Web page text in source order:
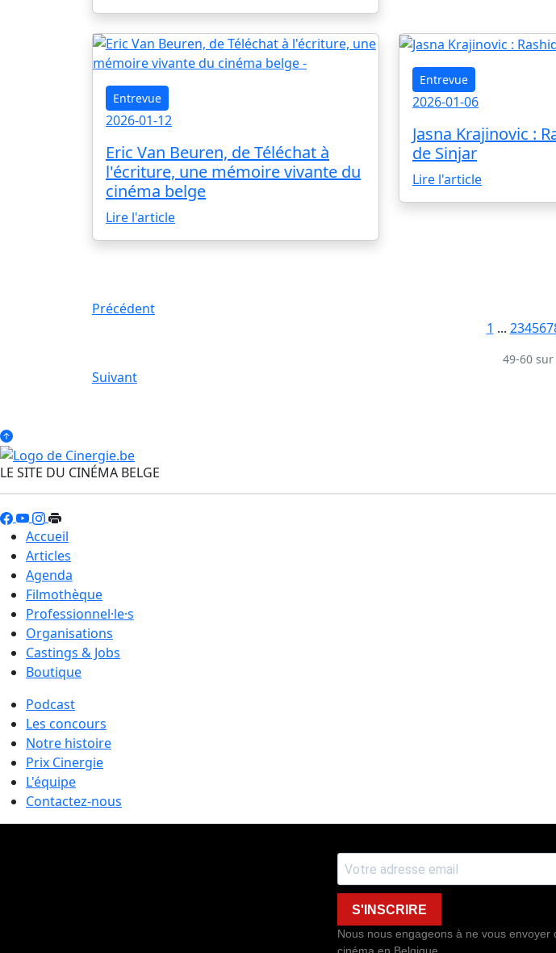
Entrevue
2026-01-12
Eric Van Beuren, de Téléchat à
l'écriture, une mémoire vivante du
cinéma belge
Lire l'article
Entrevue
2026-01-06
Jasna Krajinovic :
de Sinjar
Lire l'article
Précédent
1 ... 234567
49-60 sur
Suivant
LE SITE DU CINÉMA BELGE
Accueil
Articles
Agenda
Filmothèque
Professionnel·le·s
Organisations
Castings & Jobs
Boutique
Podcast
Les concours
Notre histoire
Prix Cinergie
L'équipe
Contactez-nous
S'INSCRIRE
Nous nous engageons à ne vous